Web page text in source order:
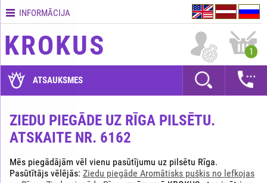
Kontakti
Piegādes
GARANTIJAS
apmaksāt?
Kā
pasūtījumu?
INFORMĀCIJA
KROKUS 1
ATSAUKSMES
ZIEDU PIEGĀDE UZ RĪGA PILSĒTU.
ATSKAITE NR. 6162
Mēs piegādājām vēl vienu pasūtījumu uz pilsētu Rīga.
Pasūtītājs vēlējās: Ziedu piegāde Aromātisks pušķis no lefkojas